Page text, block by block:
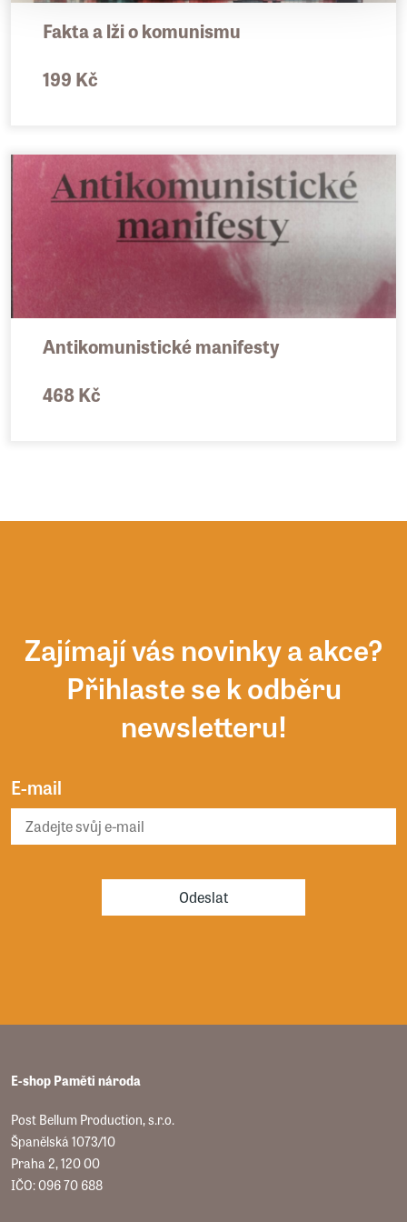
fakultou Jihočeské univerzity v Českých
Budějovicích
Fakta a lži o komunismu
199 Kč
Antikomunistické manifesty
468 Kč
Zajímají vás novinky a akce?
Přihlaste se k odběru
newsletteru!
E-mail
Odeslat
E-shop Paměti národa
Post Bellum Production, s.r.o.
Španělská 1073/10
Praha 2, 120 00
IČO: 096 70 688